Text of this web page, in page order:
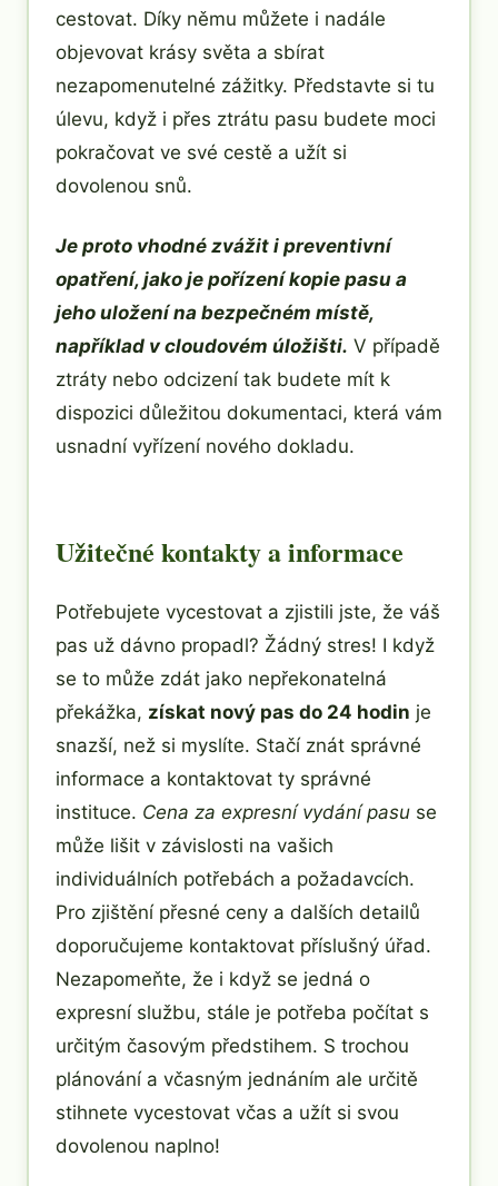
cestovat. Díky němu můžete i nadále
objevovat krásy světa a sbírat
nezapomenutelné zážitky. Představte si tu
úlevu, když i přes ztrátu pasu budete moci
pokračovat ve své cestě a užít si
dovolenou snů.
Je proto vhodné zvážit i preventivní
opatření, jako je pořízení kopie pasu a
jeho uložení na bezpečném místě,
například v cloudovém úložišti. V případě
ztráty nebo odcizení tak budete mít k
dispozici důležitou dokumentaci, která vám
usnadní vyřízení nového dokladu.
Užitečné kontakty a informace
Potřebujete vycestovat a zjistili jste, že váš
pas už dávno propadl? Žádný stres! I když
se to může zdát jako nepřekonatelná
překážka, získat nový pas do 24 hodin je
snazší, než si myslíte. Stačí znát správné
informace a kontaktovat ty správné
instituce. Cena za expresní vydání pasu se
může lišit v závislosti na vašich
individuálních potřebách a požadavcích.
Pro zjištění přesné ceny a dalších detailů
doporučujeme kontaktovat příslušný úřad.
Nezapomeňte, že i když se jedná o
expresní službu, stále je potřeba počítat s
určitým časovým předstihem. S trochou
plánování a včasným jednáním ale určitě
stihnete vycestovat včas a užít si svou
dovolenou naplno!